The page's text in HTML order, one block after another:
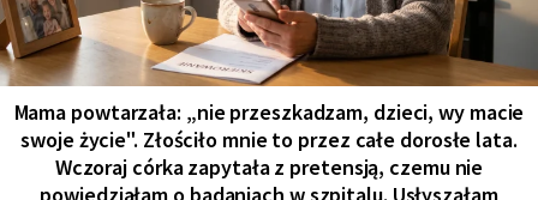
Mama powtarzała: „nie przeszkadzam, dzieci, wy macie
swoje życie". Złościło mnie to przez całe dorosłe lata.
Wczoraj córka zapytała z pretensją, czemu nie
powiedziałam o badaniach w szpitalu. Usłyszałam